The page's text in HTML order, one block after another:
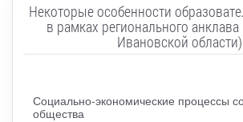
Некоторые особенности
в рамках регионального
Ивановской области)
Социально-экономические процессы
общества